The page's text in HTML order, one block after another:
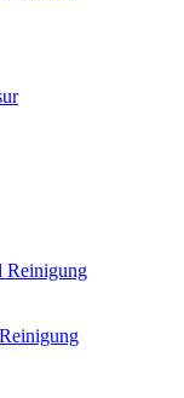
Reinigung